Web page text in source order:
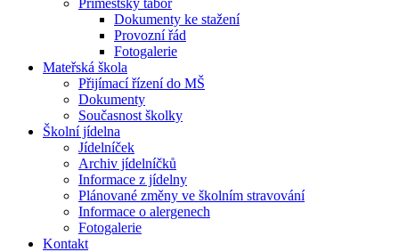
Příměstský tábor
Dokumenty ke stažení
Provozní řád
Fotogalerie
Mateřská škola
Přijímací řízení do MŠ
Dokumenty
Současnost školky
Školní jídelna
Jídelníček
Archiv jídelníčků
Informace z jídelny
Plánované změny ve školním stravování
Informace o alergenech
Fotogalerie
Kontakt